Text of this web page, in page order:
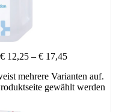
Nebenwirkungen lesen
Arzt oder Apotheker.
nicht überschreiten. Für
€ 12,25 – € 17,45
mehrere Varianten auf.
gewählt werden